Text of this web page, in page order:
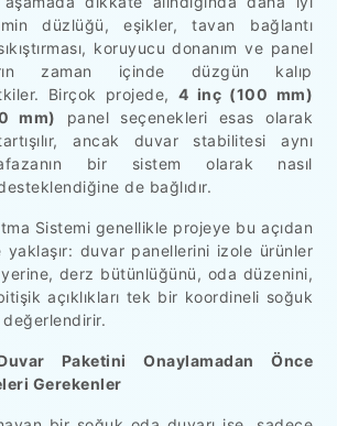
düzlüğü, eşikler, tavan bağlantı
koruyucu donanım ve panel
zaman içinde düzgün kalıp
Birçok projede,4 inç (100 mm)
mm)
panel seçenekleri esas olarak
ancak duvar stabilitesi aynı
bir sistem olarak nasıl
de bağlıdır.
Sistemi genellikle projeye bu açıdan
duvar panellerini izole ürünler
derz bütünlüğünü, oda düzenini,
açıklıkları tek bir koordineli soğuk
değerlendirir.
Paketini Onaylamadan Önce
Gerekenler